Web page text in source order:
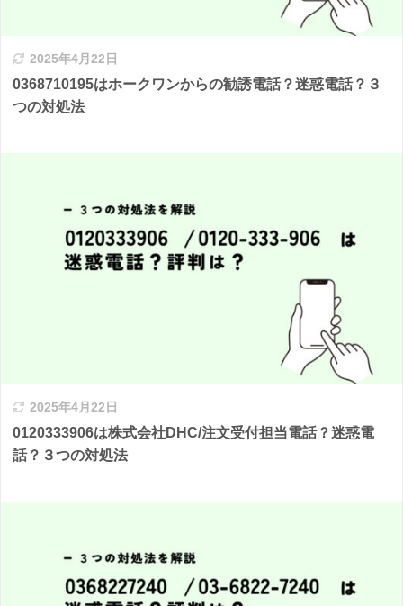
2025年4月22日
0368710195はホークワンからの勧誘電話？迷惑電話？３
つの対処法
2025年4月22日
0120333906は株式会社DHC/注文受付担当電話？迷惑電
話？３つの対処法